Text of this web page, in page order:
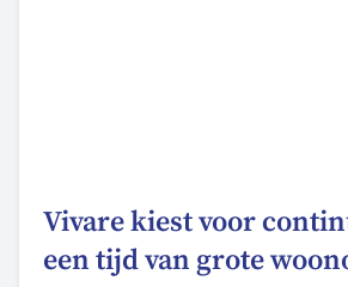
Vivare kiest voor
een tijd van grote